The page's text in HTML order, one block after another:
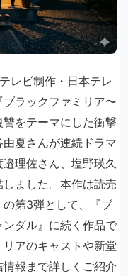
レビ制作・日本テレ
ラックファミリア〜
をテーマにした衝撃
夏さんが連続ドラマ
理佐さん、塩野瑛久
ました。本作は読売
第3弾として、『ブ
ダル』に続く作品で
アのキャストや新堂
報まで詳しくご紹介